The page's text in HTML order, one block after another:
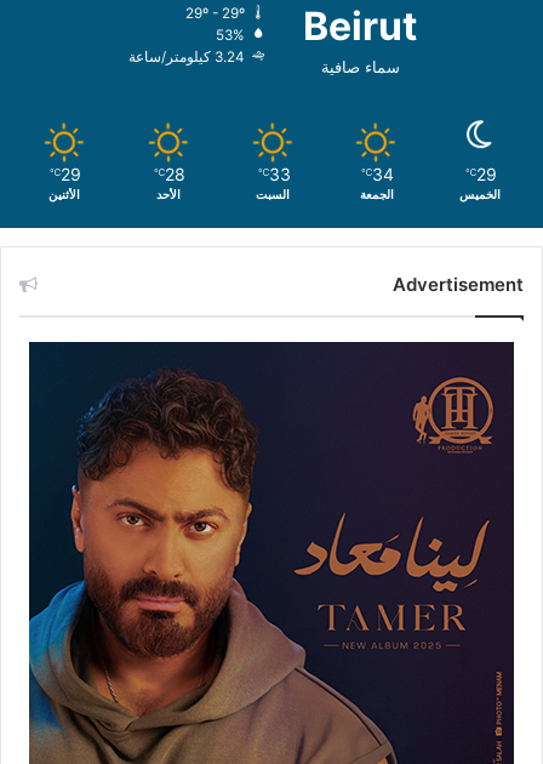
Beirut
سماء صافية
53%
3.24 كيلومتر/ساعة
29
℃
الخميس
34
℃
الجمعة
33
℃
السبت
28
℃
الأحد
29
℃
الأثنين
Advertisement